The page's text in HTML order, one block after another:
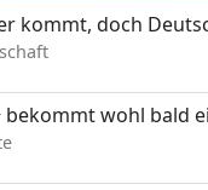
kommt, doch
bekommt wohl bald